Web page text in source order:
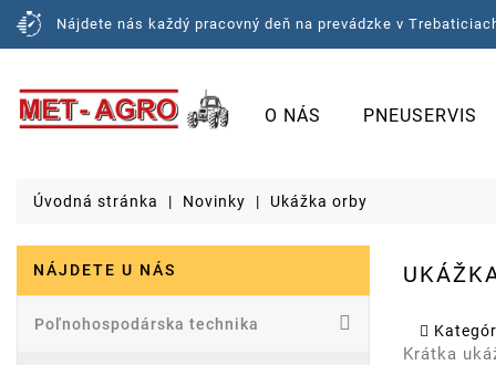
Nájdete nás každý pracovný deň na prevádzke v
O NÁS PNEUSERVIS
Úvodná stránka Novinky Ukážka orby
NÁJDETE U NÁS
Poľnohospodárska technika
Krátka